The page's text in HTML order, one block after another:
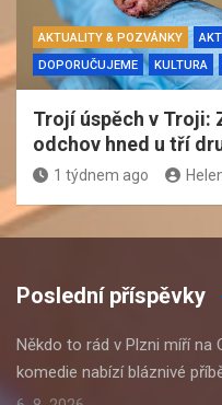
AKTUALITY & POZVÁNKY
DOPORUČUJEME
KULTURA
Trojí úspěch v Troji:
odchov hned u tří
1 týdnem ago
Poslední příspěvky
Někdo to rád v Plzni míří na
komedie nabízí bláznivé